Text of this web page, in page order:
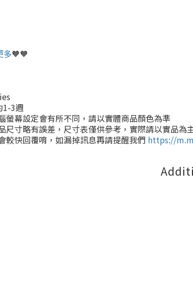
多🧡🧡
1-3週
螢幕設定會有所不同，請以實體商品顏色為準
尺寸略有誤差，尺寸表僅供參考，實際請以實品為
較快回覆唷，如漏掉訊息再請提醒我們 https://